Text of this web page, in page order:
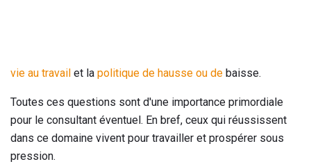
vie au travail et la politique de hausse ou de baisse.
Toutes ces questions sont d'une importance primordiale
pour le consultant éventuel. En bref, ceux qui réussissent
dans ce domaine vivent pour travailler et prospérer sous
pression.